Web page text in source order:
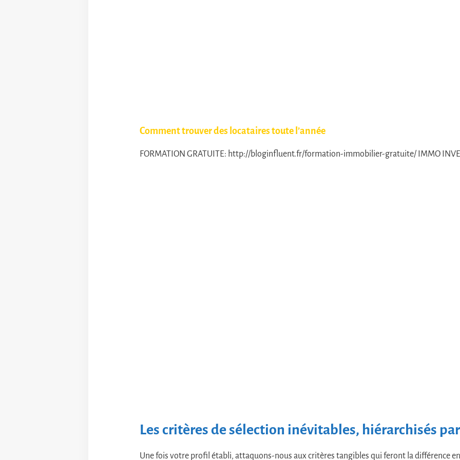
Comment trouver des locataires toute l’année
FORMATION GRATUITE: http://bloginfluent.fr/formation-immobilier-gratuite/ IMMO
Les critères de sélection inévitables, hiérarchisés
Une fois votre profil établi, attaquons-nous aux critères tangibles qui feront la différence